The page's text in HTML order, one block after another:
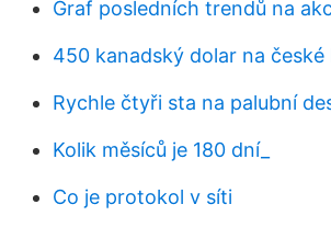
Graf posledních trendů na
450 kanadský dolar na české
Rychle čtyři sta na palubní
Kolik měsíců je 180 dní_
Co je protokol v síti